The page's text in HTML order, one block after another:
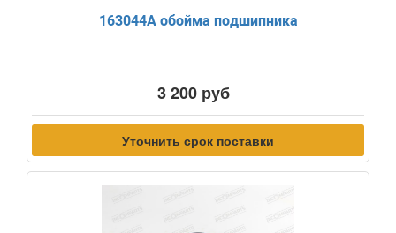
163044A обойма подшипника
3 200 руб
Уточнить срок поставки